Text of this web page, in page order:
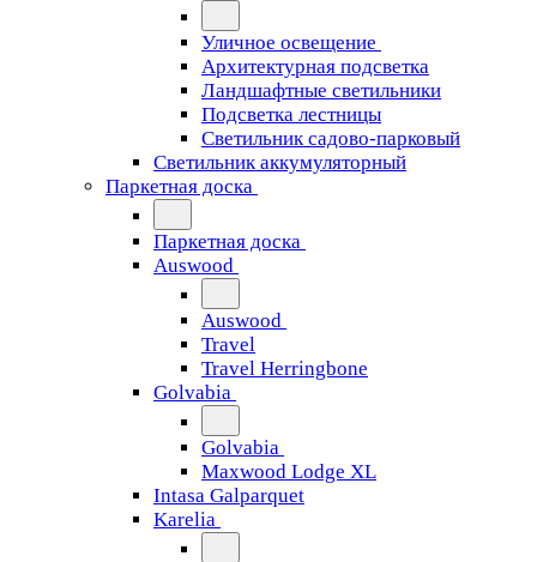
Уличное освещение
Архитектурная подсветка
Ландшафтные светильники
Подсветка лестницы
Светильник садово-парковый
Светильник аккумуляторный
Паркетная доска
Паркетная доска
Auswood
Auswood
Travel
Travel Herringbone
Golvabia
Golvabia
Maxwood Lodge XL
Intasa Galparquet
Karelia